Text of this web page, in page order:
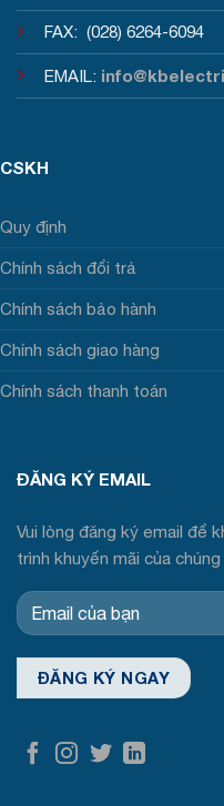
FAX: (028) 6264-6094
EMAIL:
CSKH
Quy định
Chính sách đổi trả
Chính sách bảo hành
Chính sách giao hàng
Chính sách thanh toán
ĐĂNG KÝ EMAIL
Vui lòng đăng ký email để
trình khuyến mãi của